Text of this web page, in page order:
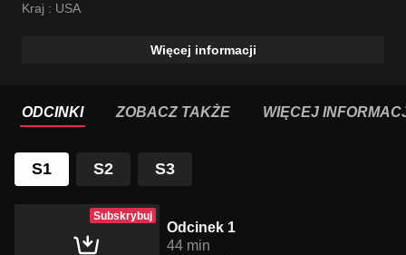
Kraj : USA
Więcej informacji
ODCINKI ZOBACZ TAKŻE WIĘCEJ
S1 S2 S3
Subskrybuj
Odcinek 1
44 min